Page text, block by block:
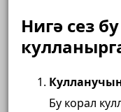
Нигә сез
Бу корал